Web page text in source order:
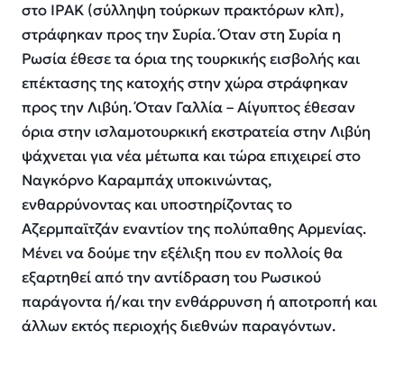
στο ΙΡΑΚ (σύλληψη τούρκων πρακτόρων κλπ),
στράφηκαν προς την Συρία. Όταν στη Συρία η
Ρωσία έθεσε τα όρια της τουρκικής εισβολής και
επέκτασης της κατοχής στην χώρα στράφηκαν
προς την Λιβύη. Όταν Γαλλία – Αίγυπτος έθεσαν
όρια στην ισλαμοτουρκική εκστρατεία στην Λιβύη
ψάχνεται για νέα μέτωπα και τώρα επιχειρεί στο
Ναγκόρνο Καραμπάχ υποκινώντας,
ενθαρρύνοντας και υποστηρίζοντας το
Αζερμπαϊτζάν εναντίον της πολύπαθης Αρμενίας.
Μένει να δούμε την εξέλιξη που εν πολλοίς θα
εξαρτηθεί από την αντίδραση του Ρωσικού
παράγοντα ή/και την ενθάρρυνση ή αποτροπή και
άλλων εκτός περιοχής διεθνών παραγόντων.